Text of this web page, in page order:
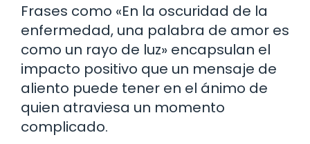
Frases como «En la oscuridad de la
enfermedad, una palabra de amor es
como un rayo de luz» encapsulan el
impacto positivo que un mensaje de
aliento puede tener en el ánimo de
quien atraviesa un momento
complicado.